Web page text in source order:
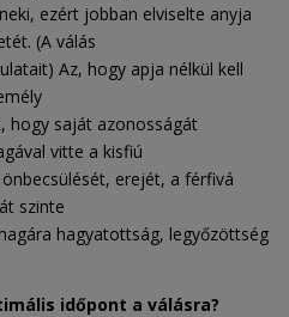
ezért jobban elviselte anyja
(A válás
Az, hogy apja nélkül kell
hogy saját azonosságát
vitte a kisfiú
erejét, a férfivá
szinte
hagyatottság, legyőzöttség
időpont a válásra?